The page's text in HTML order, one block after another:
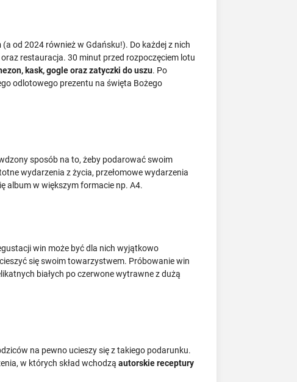
(a od 2024 również w Gdańsku!). Do każdej z nich
restauracja. 30 minut przed rozpoczęciem lotu
kask, gogle oraz zatyczki do uszu. Po
odlotowego prezentu na święta Bożego
sposób na to, żeby podarować swoim
wydarzenia z życia, przełomowe wydarzenia
album w większym formacie np. A4.
win może być dla nich wyjątkowo
się swoim towarzystwem. Próbowanie win
białych po czerwone wytrawne z dużą
na pewno ucieszy się z takiego podarunku.
w których skład wchodząautorskie receptury